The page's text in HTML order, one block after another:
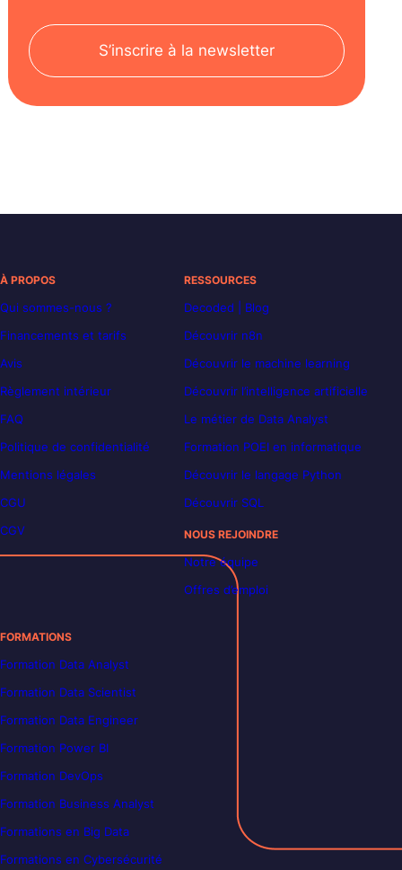
S’inscrire à la newsletter
À PROPOS
Qui sommes-nous ?
Financements et tarifs
Avis
Règlement intérieur
FAQ
Politique de confidentialité
Mentions légales
CGU
CGV
RESSOURCES
Decoded | Blog
Découvrir n8n
Découvrir le machine learning
Découvrir l’intelligence artificielle
Le métier de Data Analyst
Formation POEI en informatique
Découvrir le langage Python
Découvrir SQL
NOUS REJOINDRE
Notre équipe
Offres d’emploi
FORMATIONS
Formation Data Analyst
Formation Data Scientist
Formation Data Engineer
Formation Power BI
Formation DevOps
Formation Business Analyst
Formations en Big Data
Formations en Cybersécurité